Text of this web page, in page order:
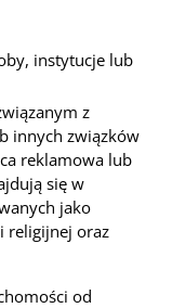
instytucje lub
z
innych związków
reklamowa lub
się w
jako
religijnej oraz
od